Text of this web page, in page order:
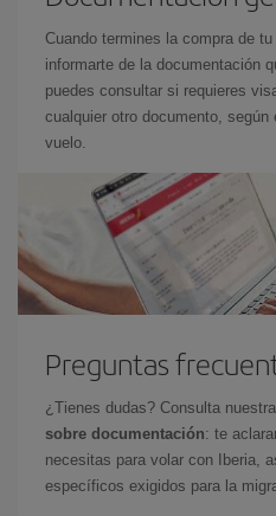
Cuando termines la compra de
informarte de la documentación
puedes consultar si requieres
cualquier otro documento,
vuelo.
Preguntas
¿Tienes dudas? Consulta
sobre documentación: te
necesitas para volar con Iberia,
específicos exigidos para la